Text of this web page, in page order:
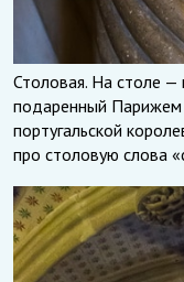
Столовая. На столе —
подаренный Парижем
португальской
про столовую слова